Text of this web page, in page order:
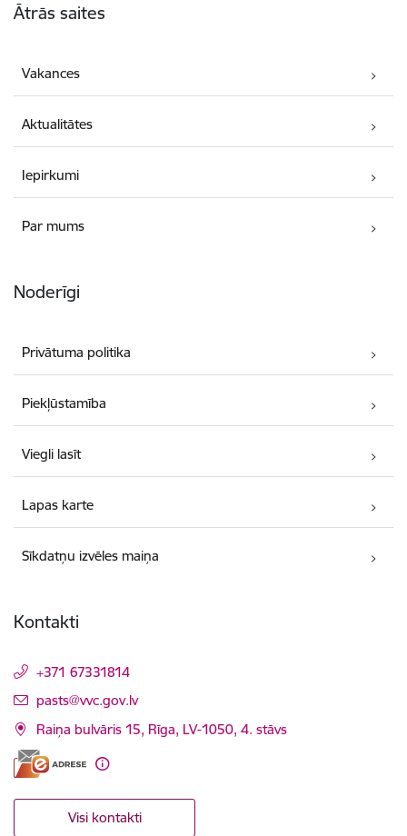
Ātrās saites
Vakances
Aktualitātes
Iepirkumi
Par mums
Noderīgi
Privātuma politika
Piekļūstamība
Viegli lasīt
Lapas karte
Sīkdatņu izvēles maiņa
Kontakti
+371 67331814
E-pasts:
pasts@vvc.gov.lv
Raiņa bulvāris 15, Rīga, LV-1050, 4. stāvs
Visi kontakti